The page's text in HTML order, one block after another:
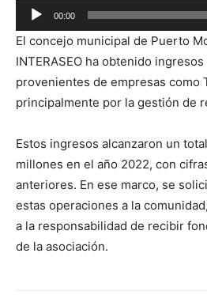
Reproductor
de
audio
00:00
El concejo municipal de Puerto
INTERASEO ha obtenido
provenientes de empresas como
principalmente por la gestión de
Estos ingresos alcanzaron un
millones en el año 2022, con
anteriores. En ese marco, se
estas operaciones a la
a la responsabilidad de recibir
de la asociación.